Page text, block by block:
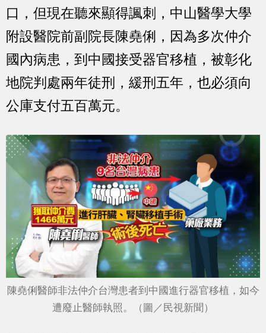
口，但現在聽來顯得諷刺，中山醫學大學
附設醫院前副院長陳堯俐，因為多次仲介
國內病患，到中國接受器官移植，被彰化
地院判處兩年徒刑，緩刑五年，也必須向
公庫支付五百萬元。
陳堯俐醫師非法仲介台灣患者到中國進行器官移植，如今
遭廢止醫師執照。（圖／民視新聞）